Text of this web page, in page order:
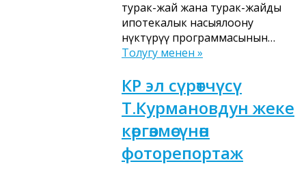
турак-жай жана турак-жайды
ипотекалык насыялоону
өнүктүрүү программасынын…
Толугу менен »
КР эл сүрөтчүсү
Т.Курмановдун жеке
көргөзмөсүнөн
фоторепортаж